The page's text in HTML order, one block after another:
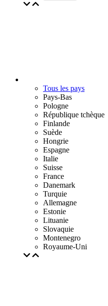
Tous les pays
Pays-Bas
Pologne
République tchèque
Finlande
Suède
Hongrie
Espagne
Italie
Suisse
France
Danemark
Turquie
Allemagne
Estonie
Lituanie
Slovaquie
Montenegro
Royaume-Uni